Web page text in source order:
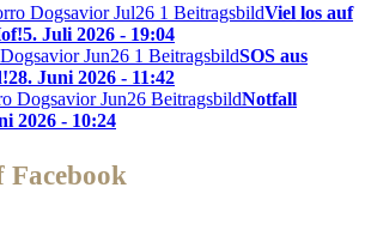
Viel los auf
5. Juli 2026 - 19:04
SOS aus
28. Juni 2026 - 11:42
Notfall
2026 - 10:24
Facebook